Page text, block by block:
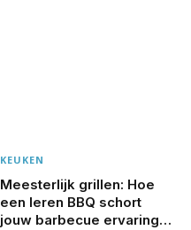
KEUKEN
Meesterlijk grillen: Hoe
een leren BBQ schort
jouw barbecue ervaring